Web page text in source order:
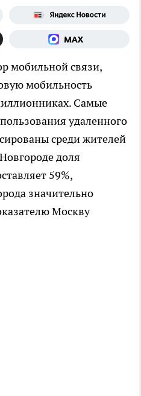
мобильной связи,
мобильность
Самые
удаленного
среди жителей
доля
59%,
значительно
Москву